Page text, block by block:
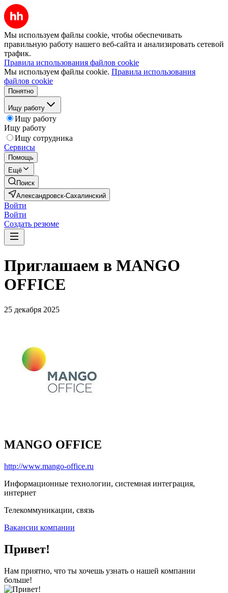
Мы используем файлы cookie, чтобы обеспечивать
правильную работу нашего веб-сайта и анализировать сетевой
трафик.
Правила использования файлов cookie
Мы используем файлы cookie. Правила использования
файлов cookie
Понятно
Ищу работу
Ищу работу
Ищу работу
Ищу сотрудника
Сервисы
Помощь
Ещё
Поиск
Александровск-Сахалинский
Войти
Войти
Создать резюме
Приглашаем в MANGO
OFFICE
25 декабря 2025
MANGO OFFICE
http://www.mango-office.ru
Информационные технологии, системная интеграция,
интернет
Телекоммуникации, связь
Вакансии компании
Привет!
Нам приятно, что ты хочешь узнать о нашей компании
больше!